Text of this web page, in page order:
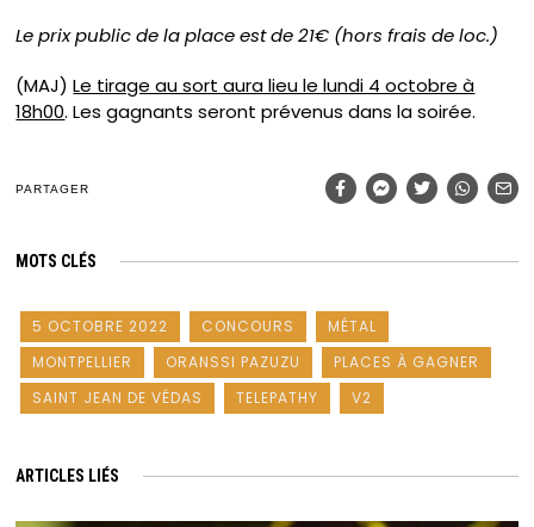
Le prix public de la place est de 21€ (hors frais de loc.)
(MAJ)Le tirage au sort aura lieu le lundi 4 octobre à
18h00. Les gagnants seront prévenus dans la soirée.
PARTAGER
MOTS CLÉS
5 OCTOBRE 2022 CONCOURS
MÉTAL
MONTPELLIER
ORANSSI PAZUZU
PLACES À GAGNER
SAINT JEAN DE VÉDAS
TELEPATHY V2
ARTICLES LIÉS